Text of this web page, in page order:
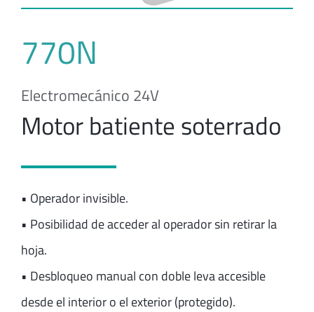
770N
Electromecánico 24V
Motor batiente soterrado
• Operador invisible.
• Posibilidad de acceder al operador sin retirar la
hoja.
• Desbloqueo manual con doble leva accesible
desde el interior o el exterior (protegido).